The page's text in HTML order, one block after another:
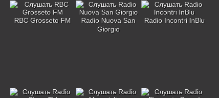
RBC Grosseto FM
Radio Nuova San
Giorgio
Radio Incontri InBlu